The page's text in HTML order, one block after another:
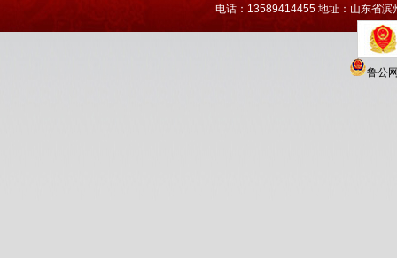
电话：13589414455 地址：山东省滨
鲁公